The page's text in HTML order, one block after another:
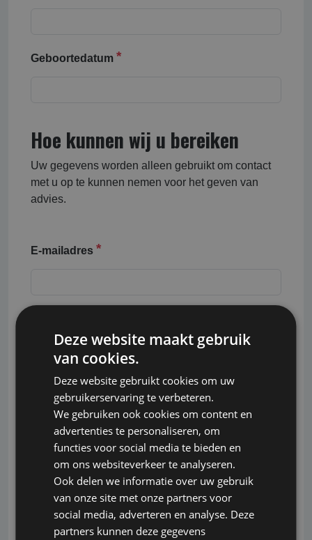
Geboortedatum
Hoe kunnen wij u bereiken
Uw gegevens worden alleen gebruikt om contact
met u op te kunnen nemen voor het geven van
advies.
E-mailadres
Postcode
Huisnummer
Deze website maakt gebruik
van cookies.
Deze website gebruikt cookies om uw
gebruikerservaring te verbeteren.
We gebruiken ook cookies om content en
advertenties te personaliseren, om
functies voor social media te bieden en
om ons websiteverkeer te analyseren.
Ook delen we informatie over uw gebruik
van onze site met onze partners voor
social media, adverteren en analyse. Deze
partners kunnen deze gegevens